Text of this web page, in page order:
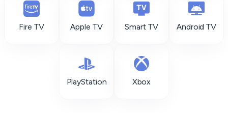
Fire TV Apple TV Smart TV Android TV
PlayStation Xbox